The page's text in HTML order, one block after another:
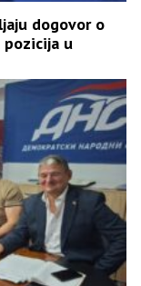
dogovor o
pozicija u